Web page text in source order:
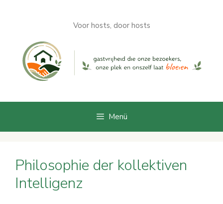
Voor hosts, door hosts
Menü
Philosophie der kollektiven
Intelligenz